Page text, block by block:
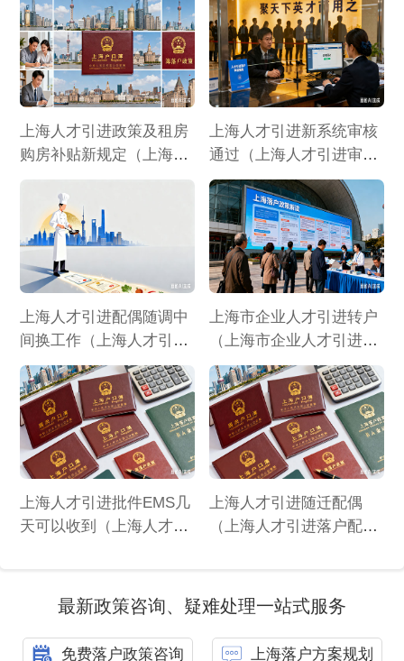
上海人才引进政策及租房
购房补贴新规定（上海人
才引进购房优惠政策）
上海人才引进新系统审核
通过（上海人才引进审核
通过每月几号公布名单）
上海人才引进配偶随调中
间换工作（上海人才引进
配偶暂不随调以后还能随
调）
上海市企业人才引进转户
（上海市企业人才引进政
策标准）
上海人才引进批件EMS几
天可以收到（上海人才引
上海人才引进随迁配偶
（上海人才引进落户配偶
最新政策咨询、疑难处理一站式服务
免费落户政策咨询 上海落户方案规划